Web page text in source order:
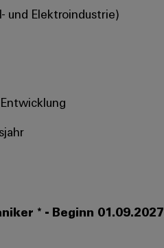
und Elektroindustrie)
* - Beginn 01.09.2027